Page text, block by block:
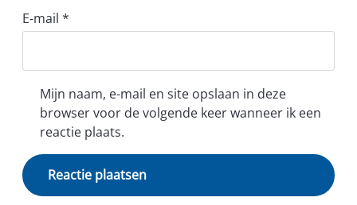
E-mail *
Mijn naam, e-mail en site opslaan in deze
browser voor de volgende keer wanneer ik een
reactie plaats.